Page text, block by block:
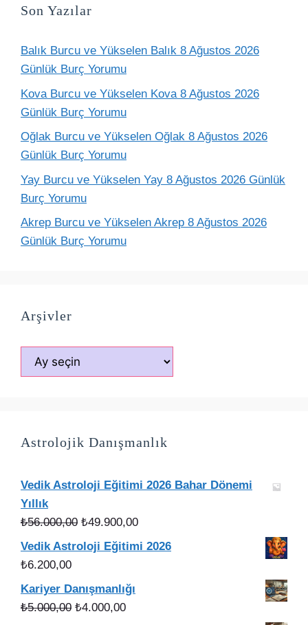
Son Yazılar
Balık Burcu ve Yükselen Balık 8 Ağustos 2026
Günlük Burç Yorumu
Kova Burcu ve Yükselen Kova 8 Ağustos 2026
Günlük Burç Yorumu
Oğlak Burcu ve Yükselen Oğlak 8 Ağustos 2026
Günlük Burç Yorumu
Yay Burcu ve Yükselen Yay 8 Ağustos 2026 Günlük
Burç Yorumu
Akrep Burcu ve Yükselen Akrep 8 Ağustos 2026
Günlük Burç Yorumu
Arşivler
Arşivler
Astrolojik Danışmanlık
Vedik Astroloji Eğitimi 2026 Bahar Dönemi
Yıllık
₺56.000,00 Orijinal
fiyat:
₺49.900,00Şu
andaki
Vedik Astroloji Eğitimi 2026
₺6.200,00
Kariyer Danışmanlığı
₺5.000,00 Orijinal
₺4.000,00Şu